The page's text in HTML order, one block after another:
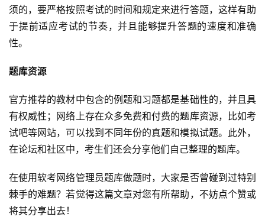
须的，要严格按照考试的时间和规定来进行答题，这样有助
于提前适应考试的节奏，并且能够提升答题的速度和准确
性。
题库资源
官方推荐的教材中包含的例题和习题都是基础性的，并且具
有权威性；网络上存在众多免费和付费的题库资源，比如考
试吧等网站，可以找到不同年份的真题和模拟试题。此外，
在论坛和社区中，考生们还会分享他们自己整理的题库。
在使用软考网络管理员题库做题时，大家是否曾碰到过特别
棘手的难题？若觉得这篇文章对您有所帮助，不妨点个赞或
将其分享出去！